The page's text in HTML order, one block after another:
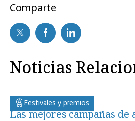
Comparte
Noticias
Festivales y premios
viernes, 11 de mayo 2012
Las mejores campañas de